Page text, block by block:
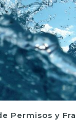
Permisos y